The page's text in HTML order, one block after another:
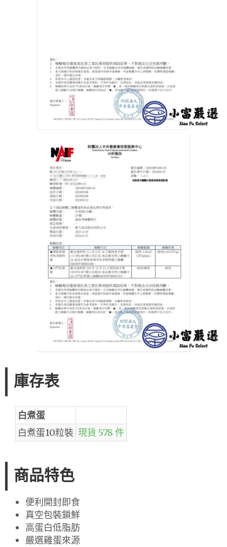
庫存表
白煮蛋
白煮蛋10粒裝 現貨 578 件
商品特色
便利開封即食
真空包裝鎖鮮
高蛋白低脂肪
嚴選雞蛋來源